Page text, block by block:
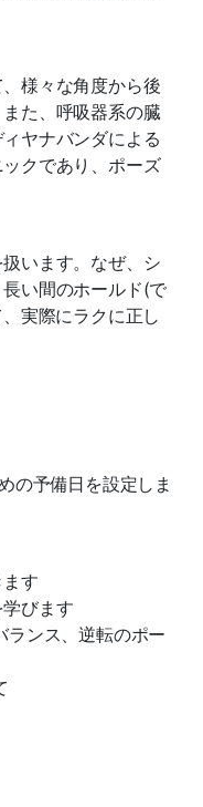
様々な角度から後
た、呼吸器系の臓
ヤナバンダによる
クであり、ポーズ
います。 なぜ、シ
い間のホールド(で
実際にラクに正し
の予備日を設定しま
す
びます
ランス、逆転のポー